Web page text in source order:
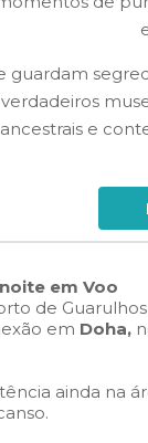
guardam
e
em Voo
de
em Doha,
ainda na